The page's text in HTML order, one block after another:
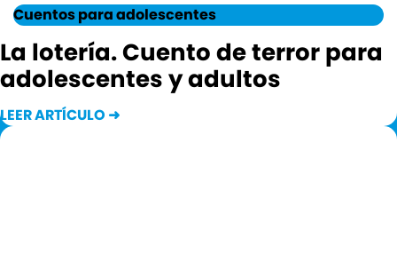
Cuentos para adolescentes
La lotería. Cuento de terror para
adolescentes y adultos
LEER ARTÍCULO ➜